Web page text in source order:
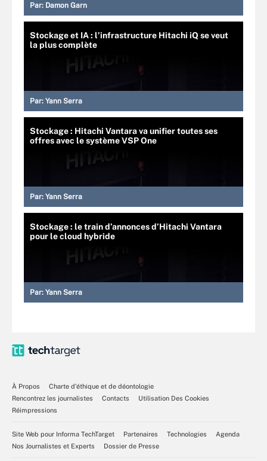
Par: Damon Garn
Stockage et IA : l’infrastructure Hitachi iQ se veut
la plus complète
Par: Yann Serra
Stockage : Hitachi Vantara va unifier toutes ses
offres avec le système VSP One
Par: Yann Serra
Stockage : le train d’annonces d’Hitachi Vantara
pour le cloud hybride
Par: Yann Serra
À Propos
Charte d’éthique et de déontologie
Rencontrez les journalistes
Contacts
Utilisation Des Cookies
Réimpressions
Site Web pour Informa TechTarget Partenaires Technologies
Agenda
Nos Journalistes et Experts
Dossier de Presse